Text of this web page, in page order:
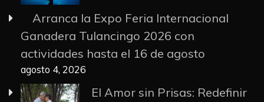
Arranca la Expo Feria Internacional
Ganadera Tulancingo 2026 con
actividades hasta el 16 de agosto
agosto 4, 2026
El Amor sin Prisas: Redefinir